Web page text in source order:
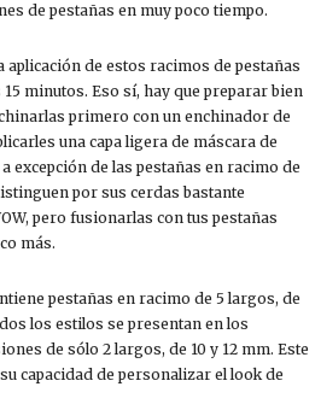
de pestañas en muy poco tiempo.
aplicación de estos racimos de pestañas
minutos. Eso sí, hay que preparar bien
primero con un enchinador de
una capa ligera de máscara de
excepción de las pestañas en racimo de
por sus cerdas bastante
pero fusionarlas con tus pestañas
más.
pestañas en racimo de 5 largos, de
los estilos se presentan en los
de sólo 2 largos, de 10 y 12 mm. Este
capacidad de personalizar el look de